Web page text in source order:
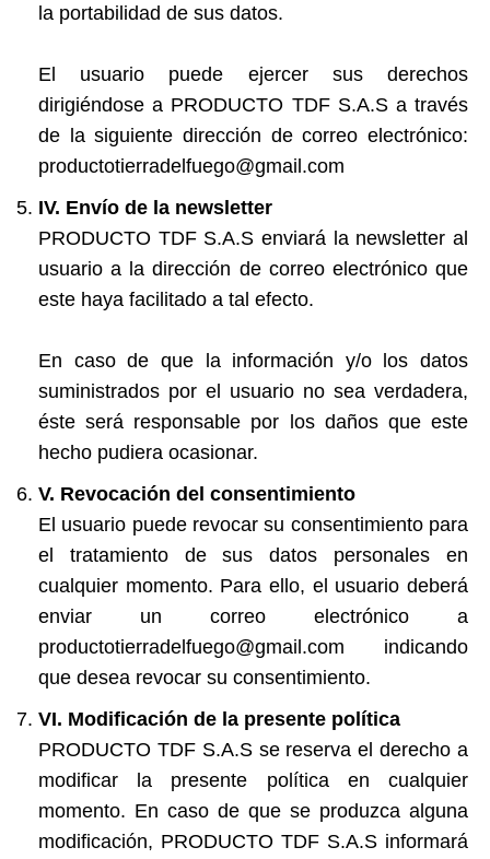
la portabilidad de sus datos.
El usuario puede ejercer sus derechos
dirigiéndose a PRODUCTO TDF S.A.S a través
de la siguiente dirección de correo electrónico:
productotierradelfuego@gmail.com
IV. Envío de la newsletter
PRODUCTO TDF S.A.S enviará la newsletter al
usuario a la dirección de correo electrónico que
este haya facilitado a tal efecto.
En caso de que la información y/o los datos
suministrados por el usuario no sea verdadera,
éste será responsable por los daños que este
hecho pudiera ocasionar.
V. Revocación del consentimiento
El usuario puede revocar su consentimiento para
el tratamiento de sus datos personales en
cualquier momento. Para ello, el usuario deberá
enviar un correo electrónico a
productotierradelfuego@gmail.com indicando
que desea revocar su consentimiento.
VI. Modificación de la presente política
PRODUCTO TDF S.A.S se reserva el derecho a
modificar la presente política en cualquier
momento. En caso de que se produzca alguna
modificación, PRODUCTO TDF S.A.S informará